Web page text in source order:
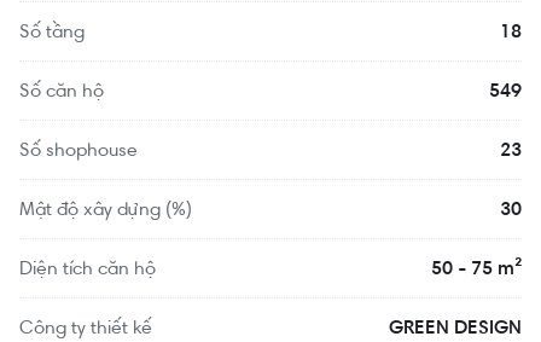
Số tầng 18
Số căn hộ 549
Số shophouse 23
Mật độ xây dựng (%) 30
Diện tích căn hộ 50 - 75 m²
Công ty thiết kế GREEN DESIGN